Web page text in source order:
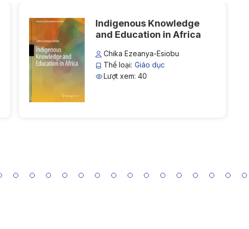
Indigenous Knowledge
and Education in Africa
Chika Ezeanya-Esiobu
Thể loại: Giáo dục
Lượt xem: 40